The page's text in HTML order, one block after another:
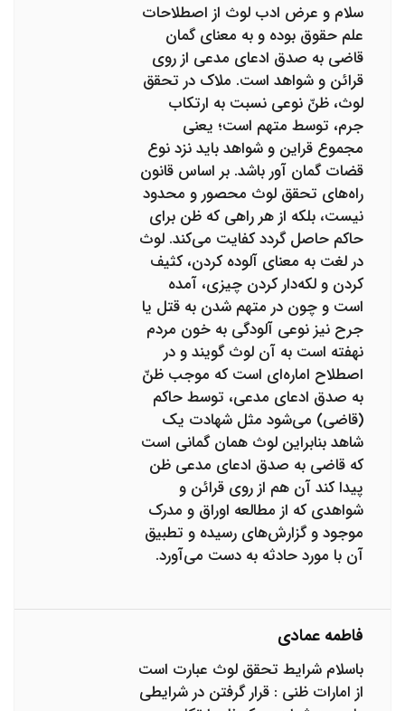
سلام و عرض ادب لوث از اصطلاحات
علم حقوق بوده و به معنای گمان
قاضی به صدق ادعای مدعی از روی
قرائن و شواهد است. ملاک در تحقق
لوث، ظنّ نوعی نسبت به ارتکاب
جرم، توسط متهم است؛ یعنی
مجموع قراین و شواهد باید نزد نوع
قضات گمان آور باشد. بر اساس قانون
راه‌های تحقق لوث محصور و محدود
نیست، بلکه از هر راهی که ظن برای
حاکم حاصل گردد کفایت می‌کند. لوث
در لغت به معنای آلوده کردن، کثیف
کردن و لکه‌دار کردن چیزی، آمده
است و چون در متهم شدن به قتل یا
جرح نیز نوعی آلودگی به خون مردم
نهفته است به آن لوث گویند و در
اصطلاح اماره‌ای است که موجب ظنّ
به صدق ادعای مدعی، توسط حاکم
(قاضی) می‌شود مثل شهادت یک
شاهد بنابراین‌ لوث همان گمانی است
که قاضی به صدق ادعای مدعی ظن
پیدا کند آن هم از روی قرائن و
شواهدی که از مطالعه اوراق و مدرک
موجود و گزارش‌های رسیده و تطبیق
آن با مورد حادثه به دست می‌آورد.
فاطمه عمادی
باسلام شرایط تحقق لوث عبارت است
از امارات ظنی : قرار گرفتن در شرایطی